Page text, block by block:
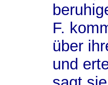
F.
über
und